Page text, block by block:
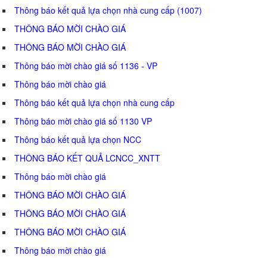
Thông báo kết quả lựa chọn nhà cung cấp (1007)
THÔNG BÁO MỜI CHÀO GIÁ
THÔNG BÁO MỜI CHÀO GIÁ
Thông báo mời chào giá số 1136 - VP
Thông báo mời chào giá
Thông báo kết quả lựa chọn nhà cung cấp
Thông báo mời chào giá số 1130 VP
Thông báo kết quả lựa chọn NCC
THÔNG BÁO KẾT QUẢ LCNCC_XNTT
Thông báo mời chào giá
THÔNG BÁO MỜI CHÀO GIÁ
THÔNG BÁO MỜI CHÀO GIÁ
THÔNG BÁO MỜI CHÀO GIÁ
Thông báo mời chào giá